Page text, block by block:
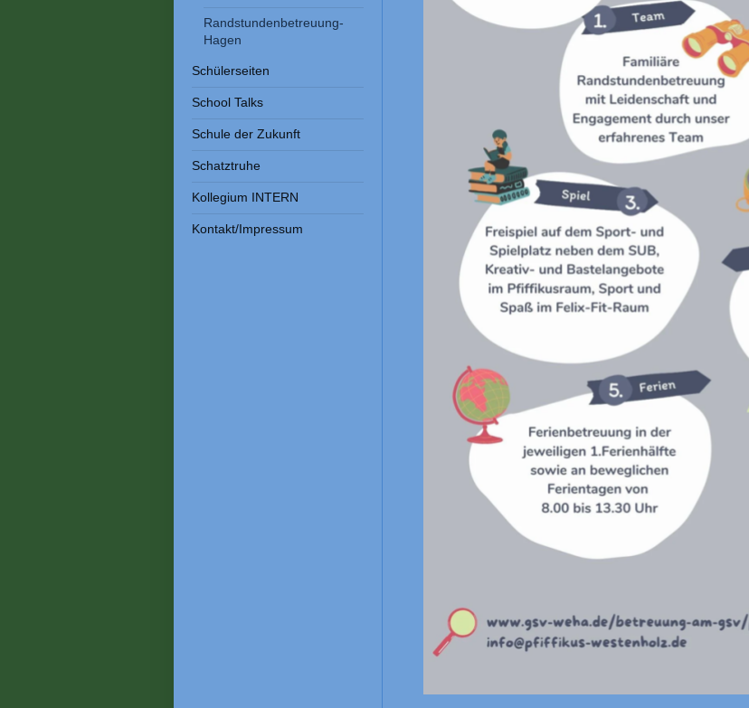
Randstundenbetreuung-
Hagen
Schülerseiten
School Talks
Schule der Zukunft
Schatztruhe
Kollegium INTERN
Kontakt/Impressum